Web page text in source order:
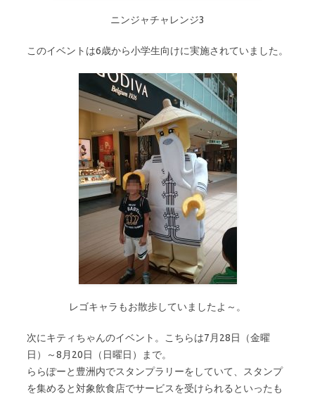
ニンジャチャレンジ3
このイベントは6歳から小学生向けに実施されていました。
レゴキャラもお散歩していましたよ～。
次にキティちゃんのイベント。こちらは7月28日（金曜
日）～8月20日（日曜日）まで。
ららぽーと豊洲内でスタンプラリーをしていて、スタンプ
を集めると対象飲食店でサービスを受けられるといったも